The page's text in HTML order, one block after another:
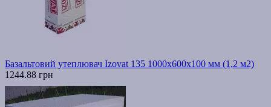
Базальтовий утеплювач Izovat 135 1000x600x100 мм (1,2 м2)
1244.88 грн